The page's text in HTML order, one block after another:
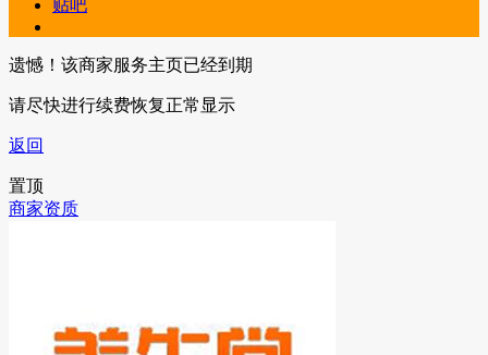
贴吧
遗憾！该商家服务主页已经到期
请尽快进行续费恢复正常显示
返回
置顶
商家资质